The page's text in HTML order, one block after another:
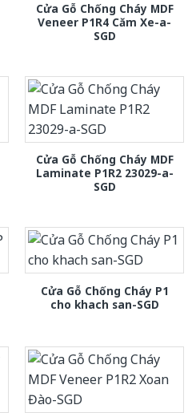
Cửa Gỗ Chống Cháy MDF
Veneer P1R4 Căm Xe-a-
SGD
Cửa Gỗ Chống Cháy MDF
Laminate P1R2 23029-a-
SGD
Cửa Gỗ Chống Cháy P1
cho khach san-SGD